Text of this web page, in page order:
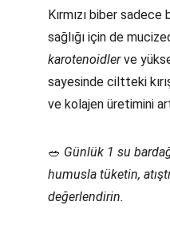
Kırmızı biber sadece
sağlığı için de
karotenoidler ve
sayesinde ciltteki
ve kolajen üretimini
🥗 Günlük 1 su
humusla tüketin,
değerlendirin.